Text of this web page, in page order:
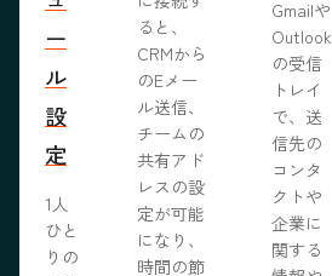
ー
ル
設
定
1人
ひと
りの
ると、
CRMから
のEメー
ル送信、
チームの
共有アド
レスの設
定が可能
になり、
時間の節
Gmailや
Outlook
の受信
トレイ
で、送
信先の
コンタ
クトや
企業に
関する